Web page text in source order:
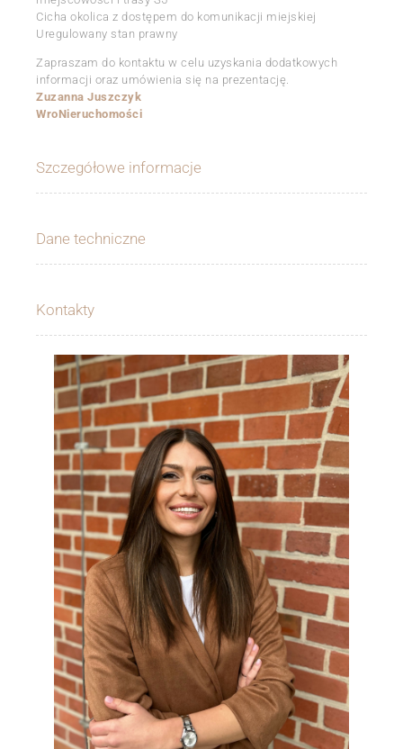
Cicha okolica z dostępem do komunikacji miejskiej
Uregulowany stan prawny
Zapraszam do kontaktu w celu uzyskania dodatkowych
informacji oraz umówienia się na prezentację.
Zuzanna Juszczyk
WroNieruchomości
Szczegółowe informacje
Dane techniczne
Kontakty